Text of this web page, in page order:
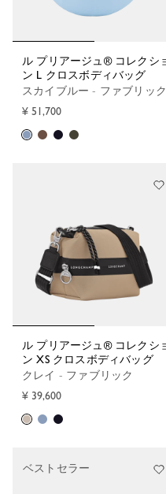
ル プリアージュ® コレクショ
ン L クロスボディバッグ
スカイブルー - ファブリック
¥ 51,700
ル プリアージュ® コレクショ
ン XS クロスボディバッグ
クレイ - ファブリック
¥ 39,600
ベストセラー